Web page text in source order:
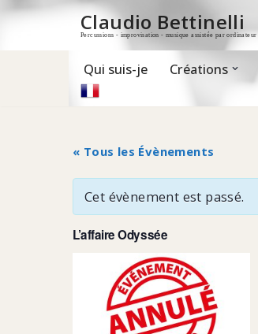
Claudio Bettinelli
Percussions - improvisation - musique assistée par ordinateur
Qui suis-je Créations
« Tous les Évènements
Cet évènement est passé.
L’affaire Odyssée